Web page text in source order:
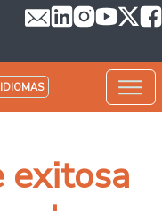
IDIOMAS
exitosa